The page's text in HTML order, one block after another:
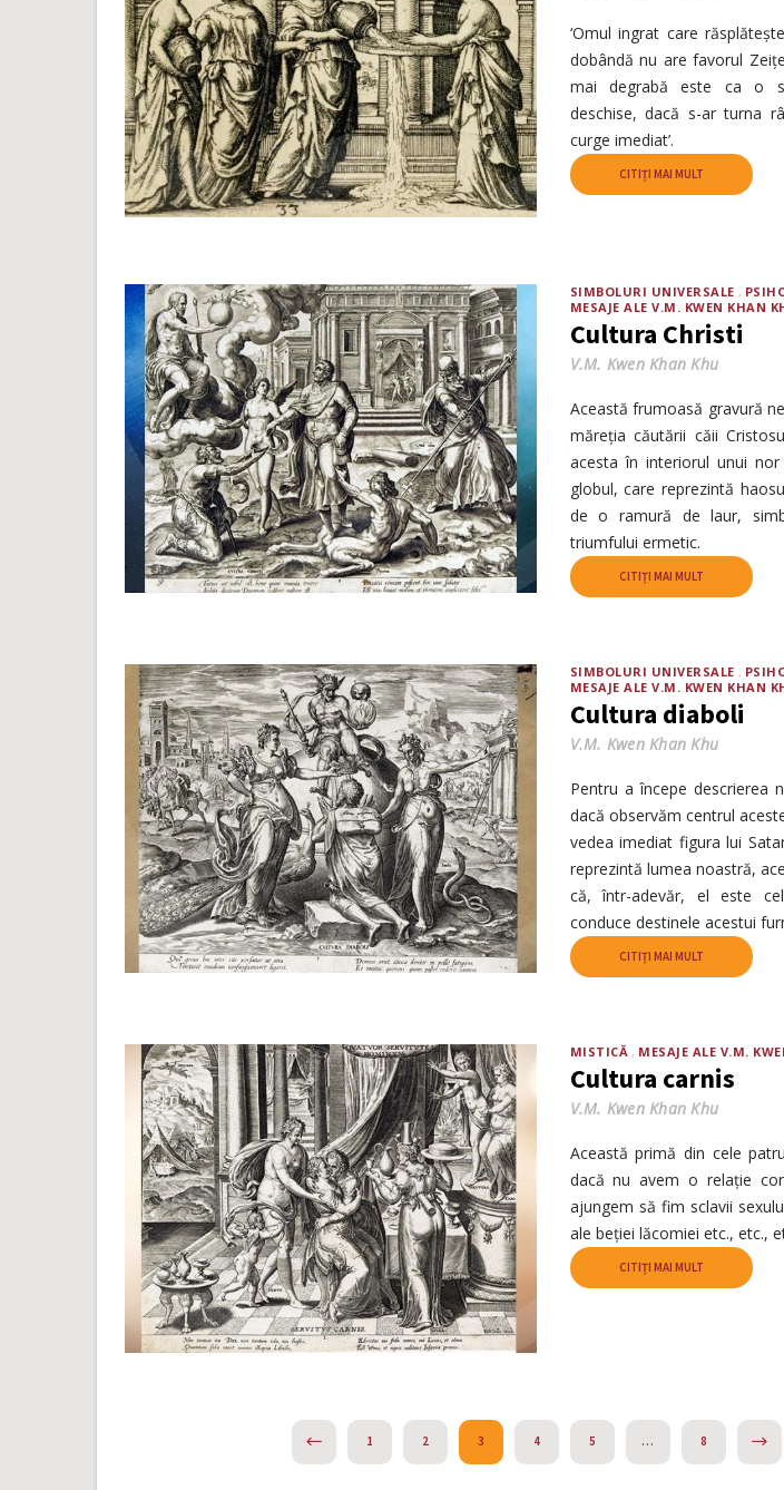
‘Omul ingrat care
dobândă nu are favorul
mai degrabă este ca o
deschise, dacă s-ar turna
curge imediat’.
CITIȚI MAI MULT
SIMBOLURI UNIVERSALE
MESAJE ALE V.M. KWEN KHAN
Cultura Christi
V.M. Kwen Khan Khu
Această frumoasă gravură
măreția căutării căii
acesta în interiorul unui
globul, care reprezintă
de o ramură de laur,
triumfului ermetic.
CITIȚI MAI MULT
SIMBOLURI UNIVERSALE
MESAJE ALE V.M. KWEN KHAN
Cultura diaboli
V.M. Kwen Khan Khu
Pentru a începe descrierea
dacă observăm centrul
vedea imediat figura lui
reprezintă lumea noastră,
că, într-adevăr, el este
conduce destinele acestui
CITIȚI MAI MULT
MISTICĂ MESAJE ALE V.M.
Cultura carnis
V.M. Kwen Khan Khu
Această primă din cele
dacă nu avem o relație
ajungem să fim sclavii
ale beției lăcomiei etc., etc.,
CITIȚI MAI MULT
PREVIOUS1 2 3 4 5 … 8